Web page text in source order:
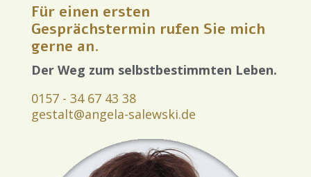
Für einen ersten
Gesprächstermin rufen Sie mich
gerne an.
Der Weg zum selbstbestimmten Leben.
0157 - 34 67 43 38
gestalt@angela-salewski.de